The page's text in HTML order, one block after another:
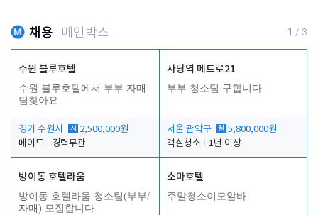
채용 메인박스 1 / 3
수원 블루호텔
수원 블루호텔에서 부부 자매
팀찾아요
경기 수원시 시
2,500,000원
메이드
경력무관
사당역 메트로21
부부 청소팀 구합니다
서울 관악구 월 5,800,000원
객실청소
1년 이상
방이동 호텔라움
방이동 호텔라움 청소팀(부부/
자매) 모집합니다.
소마호텔
주말청소이모알바